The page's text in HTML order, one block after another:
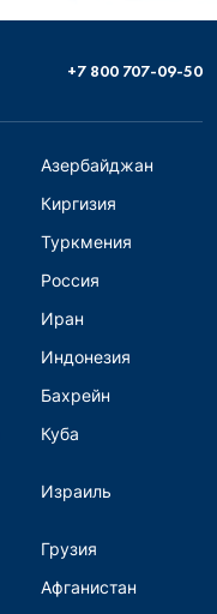
+7 800 707-09-50
Азербайджан
Киргизия
Туркмения
Россия
Иран
Индонезия
Бахрейн
Куба
Израиль
Грузия
Афганистан